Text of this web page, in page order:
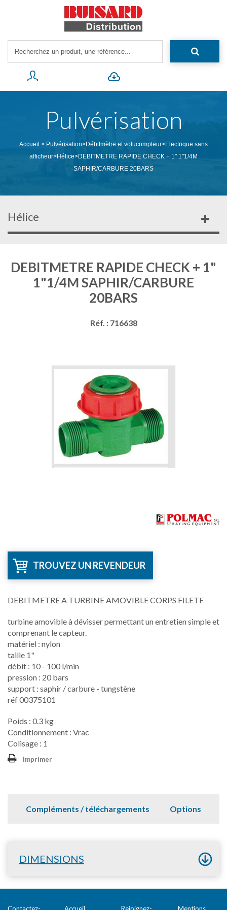
Pulvérisation
Accueil > Pulvérisation>Débitmètre et volucompteur>Electrique sans
afficheur>Hélice>DEBITMETRE RAPIDE CHECK + 1" 1"1/4M
SAPHIR/CARBURE 20BARS
Hélice
DEBITMETRE RAPIDE CHECK + 1"
1"1/4M SAPHIR/CARBURE
20BARS
Réf. : 716638
TROUVEZ UN REVENDEUR
DEBITMETRE A TURBINE AMOVIBLE CORPS FILETE
turbine amovible à dévisser permettant un entretien simple et
comprenant le capteur.
matériel : nylon
taille 1"
débit : 10 - 100 l/min
pression : 20 bars
support : saphir / carbure - tungstène
réf 00375101
Poids : 0.3 kg
Conditionnement : Vrac
Colisage : 1
Imprimer
Compléments / téléchargements Options
DIMENSIONS